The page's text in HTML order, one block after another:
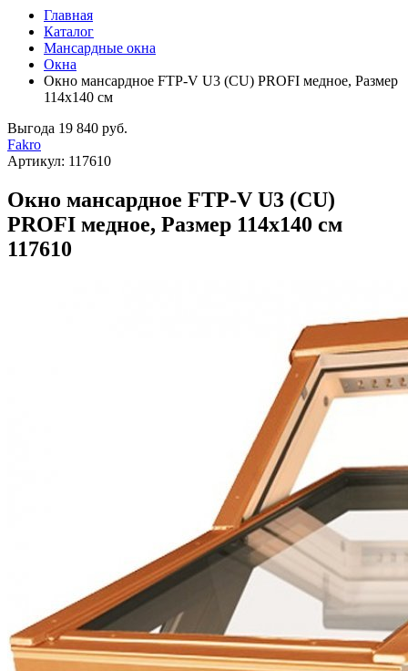
Главная
Каталог
Мансардные окна
Окна
Окно мансардное FTP-V U3 (CU) PROFI медное, Размер
114х140 см
Выгода 19 840 руб.
Fakro
Артикул: 117610
Окно мансардное FTP-V U3 (CU)
PROFI медное, Размер 114х140 см
117610